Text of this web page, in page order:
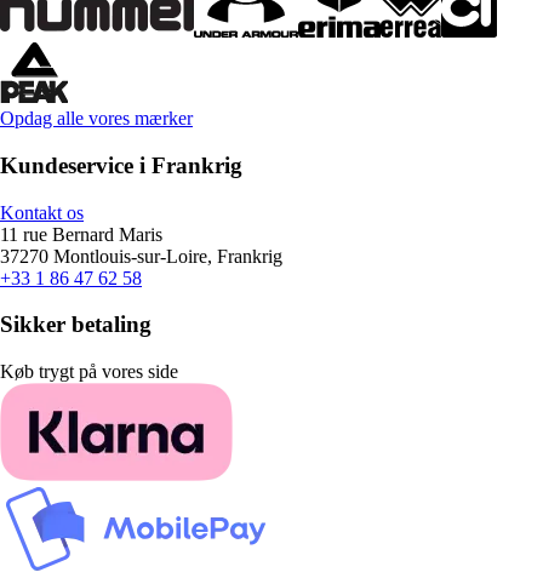
Opdag alle vores mærker
Kundeservice i Frankrig
Kontakt os
11 rue Bernard Maris
37270 Montlouis-sur-Loire, Frankrig
+33 1 86 47 62 58
Sikker betaling
Køb trygt på vores side